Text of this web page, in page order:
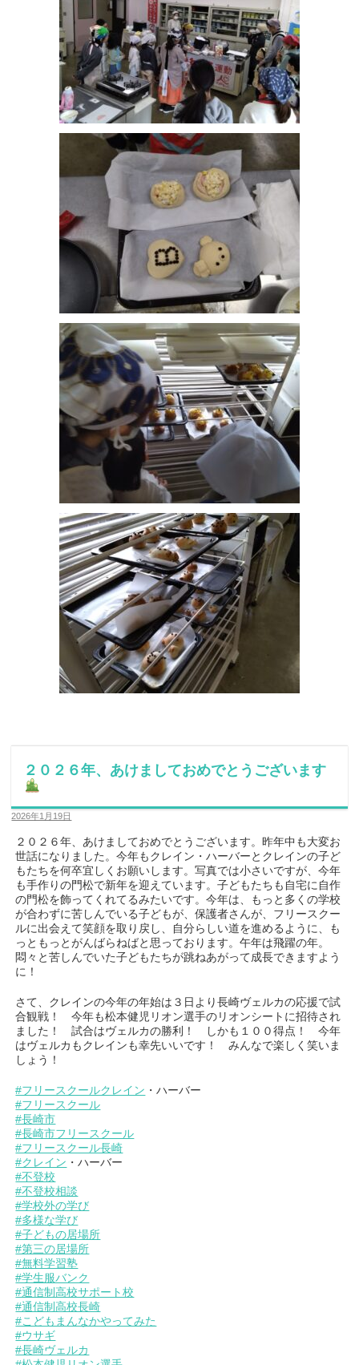
２０２６年、あけましておめでとうございます
2026年1月19日
２０２６年、あけましておめでとうございます。昨年中も大変お
世話になりました。今年もクレイン・ハーバーとクレインの子ど
もたちを何卒宜しくお願いします。写真では小さいですが、今年
も手作りの門松で新年を迎えています。子どもたちも自宅に自作
の門松を飾ってくれてるみたいです。今年は、もっと多くの学校
が合わずに苦しんでいる子どもが、保護者さんが、フリースクー
ルに出会えて笑顔を取り戻し、自分らしい道を進めるように、も
っともっとがんばらねばと思っております。午年は飛躍の年。
悶々と苦しんでいた子どもたちが跳ねあがって成長できますよう
に！
さて、クレインの今年の年始は３日より長崎ヴェルカの応援で試
合観戦！ 今年も松本健児リオン選手のリオンシートに招待され
ました！ 試合はヴェルカの勝利！ しかも１００得点！ 今年
はヴェルカもクレインも幸先いいです！ みんなで楽しく笑いま
しょう！
#フリースクールクレイン ・ハーバー
#フリースクール
#長崎市
#長崎市フリースクール
#フリースクール長崎
#クレイン ・ハーバー
#不登校
#不登校相談
#学校外の学び
#多様な学び
#子どもの居場所
#第三の居場所
#無料学習塾
#学生服バンク
#通信制高校サポート校
#通信制高校長崎
#こどもまんなかやってみた
#ウサギ
#長崎ヴェルカ